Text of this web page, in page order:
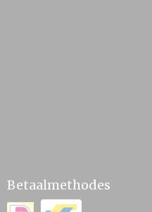
Betaalmethodes